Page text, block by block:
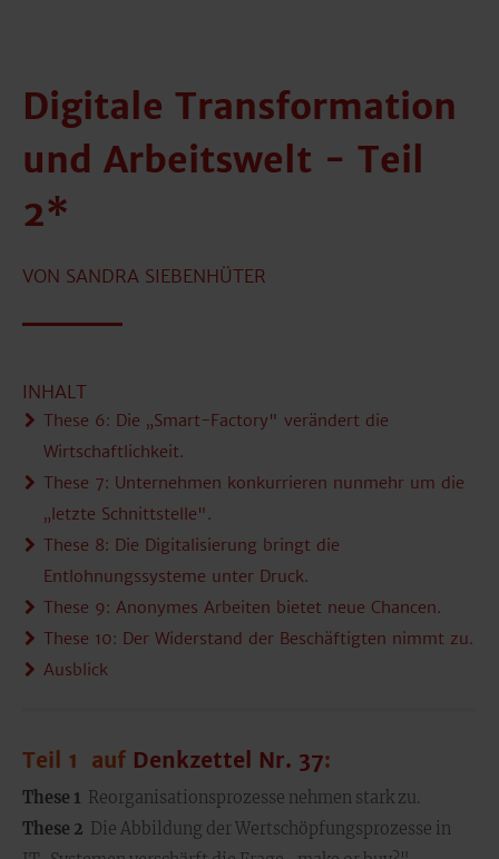
Digitale Transformation
und Arbeitswelt - Teil
2*
VON SANDRA SIEBENHÜTER
INHALT
These 6: Die „Smart-Factory" verändert die
Wirtschaftlichkeit.
These 7: Unternehmen konkurrieren nunmehr um die
„letzte Schnittstelle".
These 8: Die Digitalisierung bringt die
Entlohnungssysteme unter Druck.
These 9:Anonymes Arbeiten bietet neue Chancen.
These 10: Der Widerstand der Beschäftigten nimmt zu.
Ausblick
Teil 1 auf Denkzettel Nr. 37:
These 1 Reorganisationsprozesse nehmen stark zu.
These 2 Die Abbildung der Wertschöpfungsprozesse in